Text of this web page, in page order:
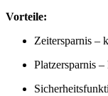
Vorteile:
Zeitersparnis –
Platzersparnis